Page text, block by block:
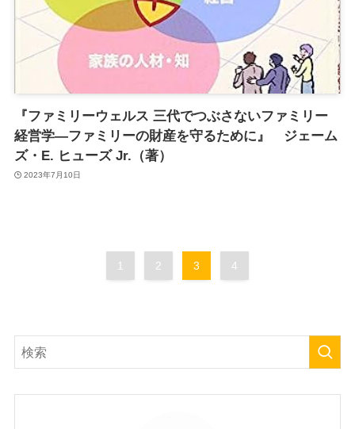
『ファミリーウェルス 三代でつぶさないファミリー
経営学―ファミリーの財産を守るために』 ジェーム
ズ・E. ヒューズ Jr.（著）
2023年7月10日
1 2 3 4